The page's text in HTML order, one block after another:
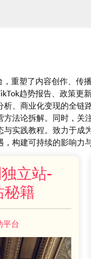
重塑了内容创作、传
趋势报告、政策更
、商业化变现的全
法论拆解。同时，关
实践教程。致力于成
构建可持续的影响力与
立站-
籍
平台